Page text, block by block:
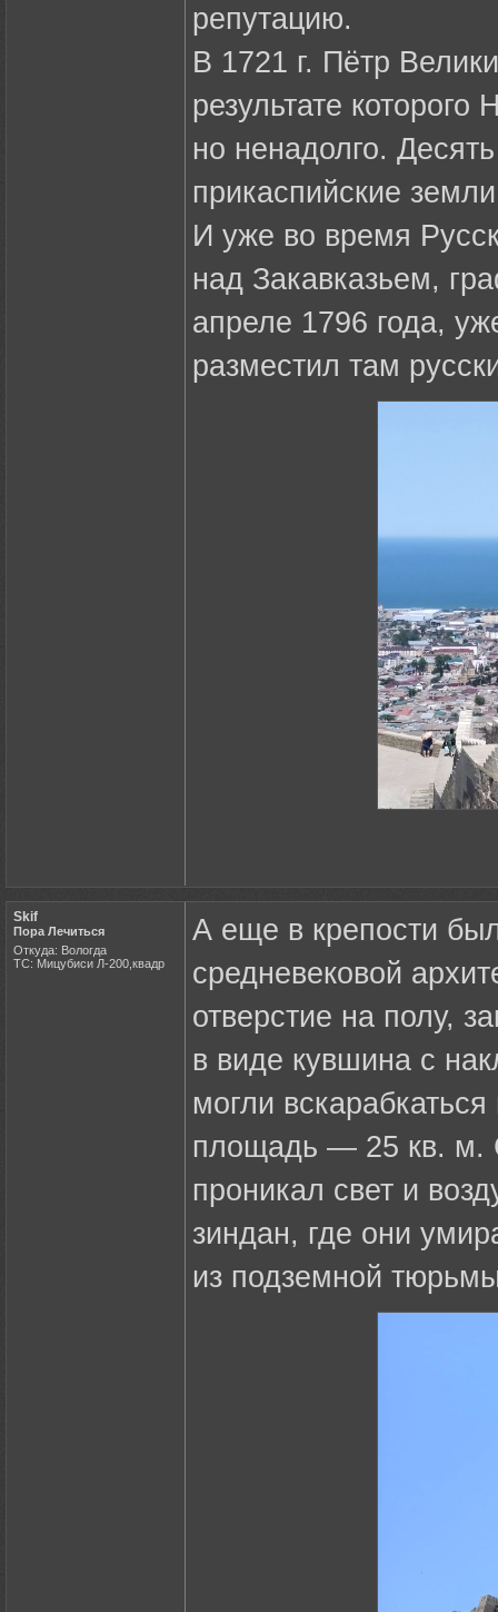
репутацию.
В 1721 г. Пётр
результате
но ненадолго.
прикаспийские
И уже во время
над Закавказьем,
апреле 1796 года,
разместил там
Skif
Пора Лечиться
Откуда: Вологда
ТС: Мицубиси Л-200,квадр
А еще в крепости
средневековой
отверстие на полу,
в виде кувшина с
могли
площадь — 25 кв. м.
проникал свет и
зиндан, где они
из подземной